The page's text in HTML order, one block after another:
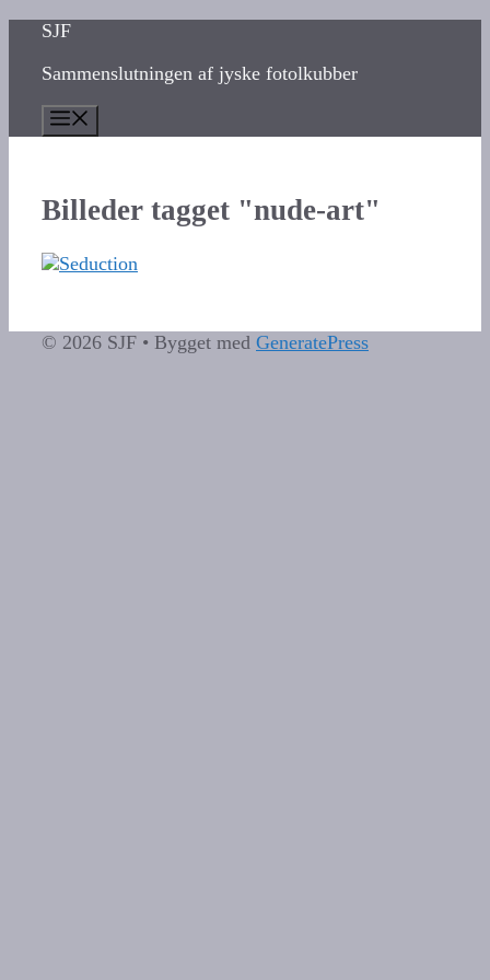
indhold
SJF
Sammenslutningen af jyske fotolkubber
Billeder tagget "nude-art"
© 2026 SJF • Bygget med GeneratePress